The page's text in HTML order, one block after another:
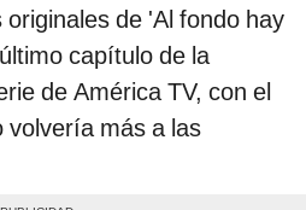
de 'Al fondo hay
capítulo de la
de América TV, con el
volvería más a las